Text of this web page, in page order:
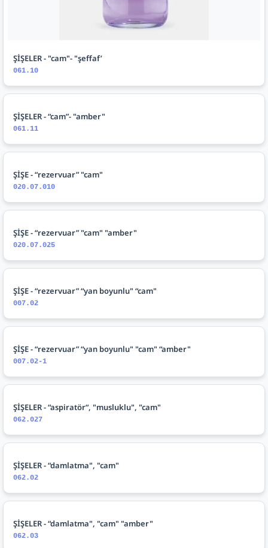
ŞİŞELER - "cam"- "şeffaf’
061.10
ŞİŞELER - “cam”- "amber"
061.11
ŞİŞE - “rezervuar” "cam"
020.07.010
ŞİŞE - “rezervuar” "cam" "amber"
020.07.025
ŞİŞE - “rezervuar” “yan boyunlu" “cam"
007.02
ŞİŞE - “rezervuar” “yan boyunlu" "cam" “amber"
007.02-1
ŞİŞELER - “aspiratör“, "musluklu", "cam"
062.027
ŞİŞELER - “damlatma", "cam"
062.02
ŞİŞELER - “damlatma", "cam" "amber"
062.03